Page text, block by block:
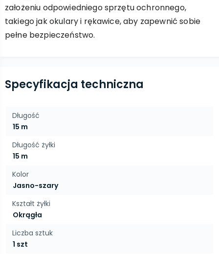
założeniu odpowiedniego sprzętu ochronnego,
takiego jak okulary i rękawice, aby zapewnić sobie
pełne bezpieczeństwo.
Specyfikacja techniczna
Długość
15 m
Długość żyłki
15 m
Kolor
Jasno-szary
Kształt żyłki
Okrągła
Liczba sztuk
1 szt